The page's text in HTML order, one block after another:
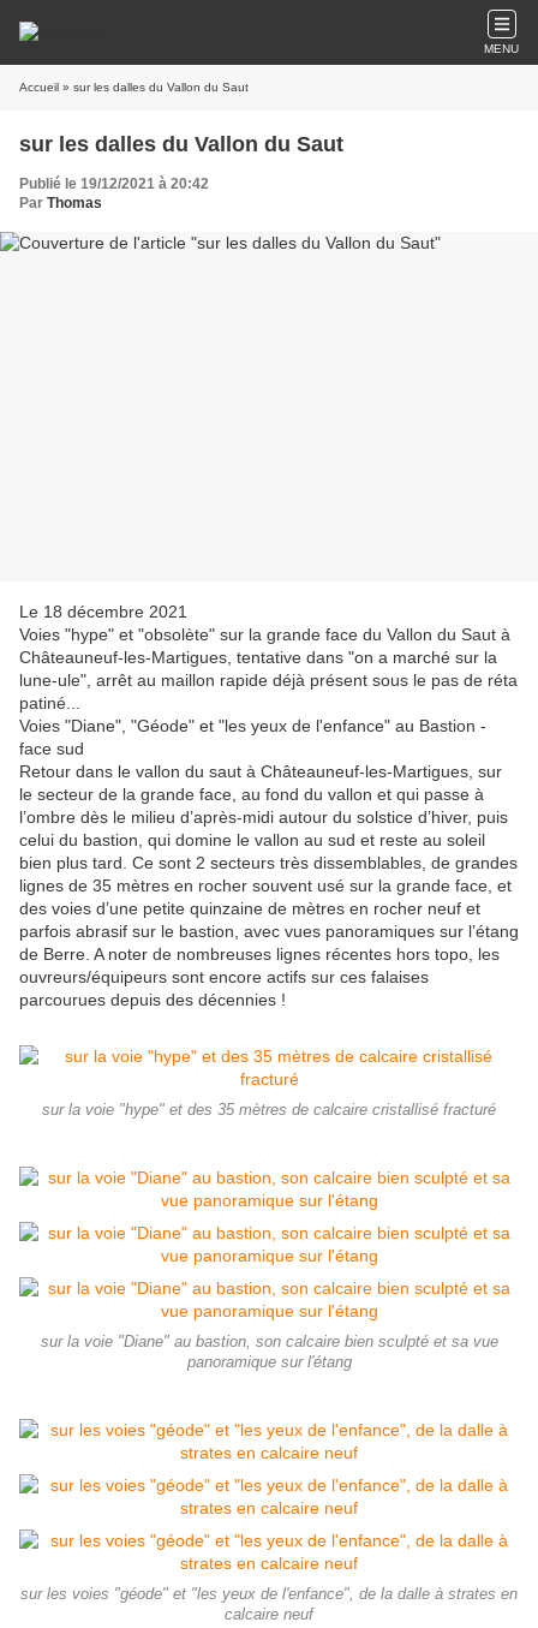
MENU
Accueil » sur les dalles du Vallon du Saut
sur les dalles du Vallon du Saut
Publié le 19/12/2021 à 20:42
Par Thomas
Le 18 décembre 2021
Voies "hype" et "obsolète" sur la grande face du Vallon du Saut à
Châteauneuf-les-Martigues, tentative dans "on a marché sur la
lune-ule", arrêt au maillon rapide déjà présent sous le pas de réta
patiné...
Voies "Diane", "Géode" et "les yeux de l'enfance" au Bastion -
face sud
Retour dans le vallon du saut à Châteauneuf-les-Martigues, sur
le secteur de la grande face, au fond du vallon et qui passe à
l’ombre dès le milieu d’après-midi autour du solstice d’hiver, puis
celui du bastion, qui domine le vallon au sud et reste au soleil
bien plus tard. Ce sont 2 secteurs très dissemblables, de grandes
lignes de 35 mètres en rocher souvent usé sur la grande face, et
des voies d’une petite quinzaine de mètres en rocher neuf et
parfois abrasif sur le bastion, avec vues panoramiques sur l’étang
de Berre. A noter de nombreuses lignes récentes hors topo, les
ouvreurs/équipeurs sont encore actifs sur ces falaises
parcourues depuis des décennies !
sur la voie "hype" et des 35 mètres de calcaire cristallisé fracturé
sur la voie "Diane" au bastion, son calcaire bien sculpté et sa vue
panoramique sur l'étang
sur les voies "géode" et "les yeux de l'enfance", de la dalle à strates en
calcaire neuf